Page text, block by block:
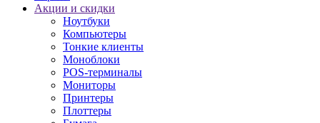
Акции и скидки
Ноутбуки
Компьютеры
Тонкие клиенты
Моноблоки
POS-терминалы
Мониторы
Принтеры
Плоттеры